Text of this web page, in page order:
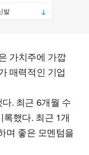
가치주에 가깝
매력적인 기업
. 최근 6개월 수
했다. 최근 1개
며 좋은 모멘텀을